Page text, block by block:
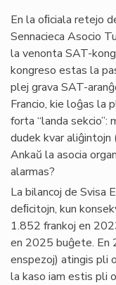
En la oﬁciala retejo
Sennacieca Asocio
la venonta SAT-
kongreso estas la
plej grava SAT-
Francio, kie loĝas la
forta “landa sekcio”:
dudek kvar
Ankaŭ la asocia
alarmas?
La bilancoj de Svisa
deﬁcitojn, kun
1.852 frankoj en
en 2025 buĝete. En
enspezoj) atingis pli
la kaso iam estis pli